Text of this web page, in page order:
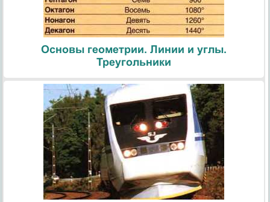
Основы геометрии. Линии и углы.
Треугольники